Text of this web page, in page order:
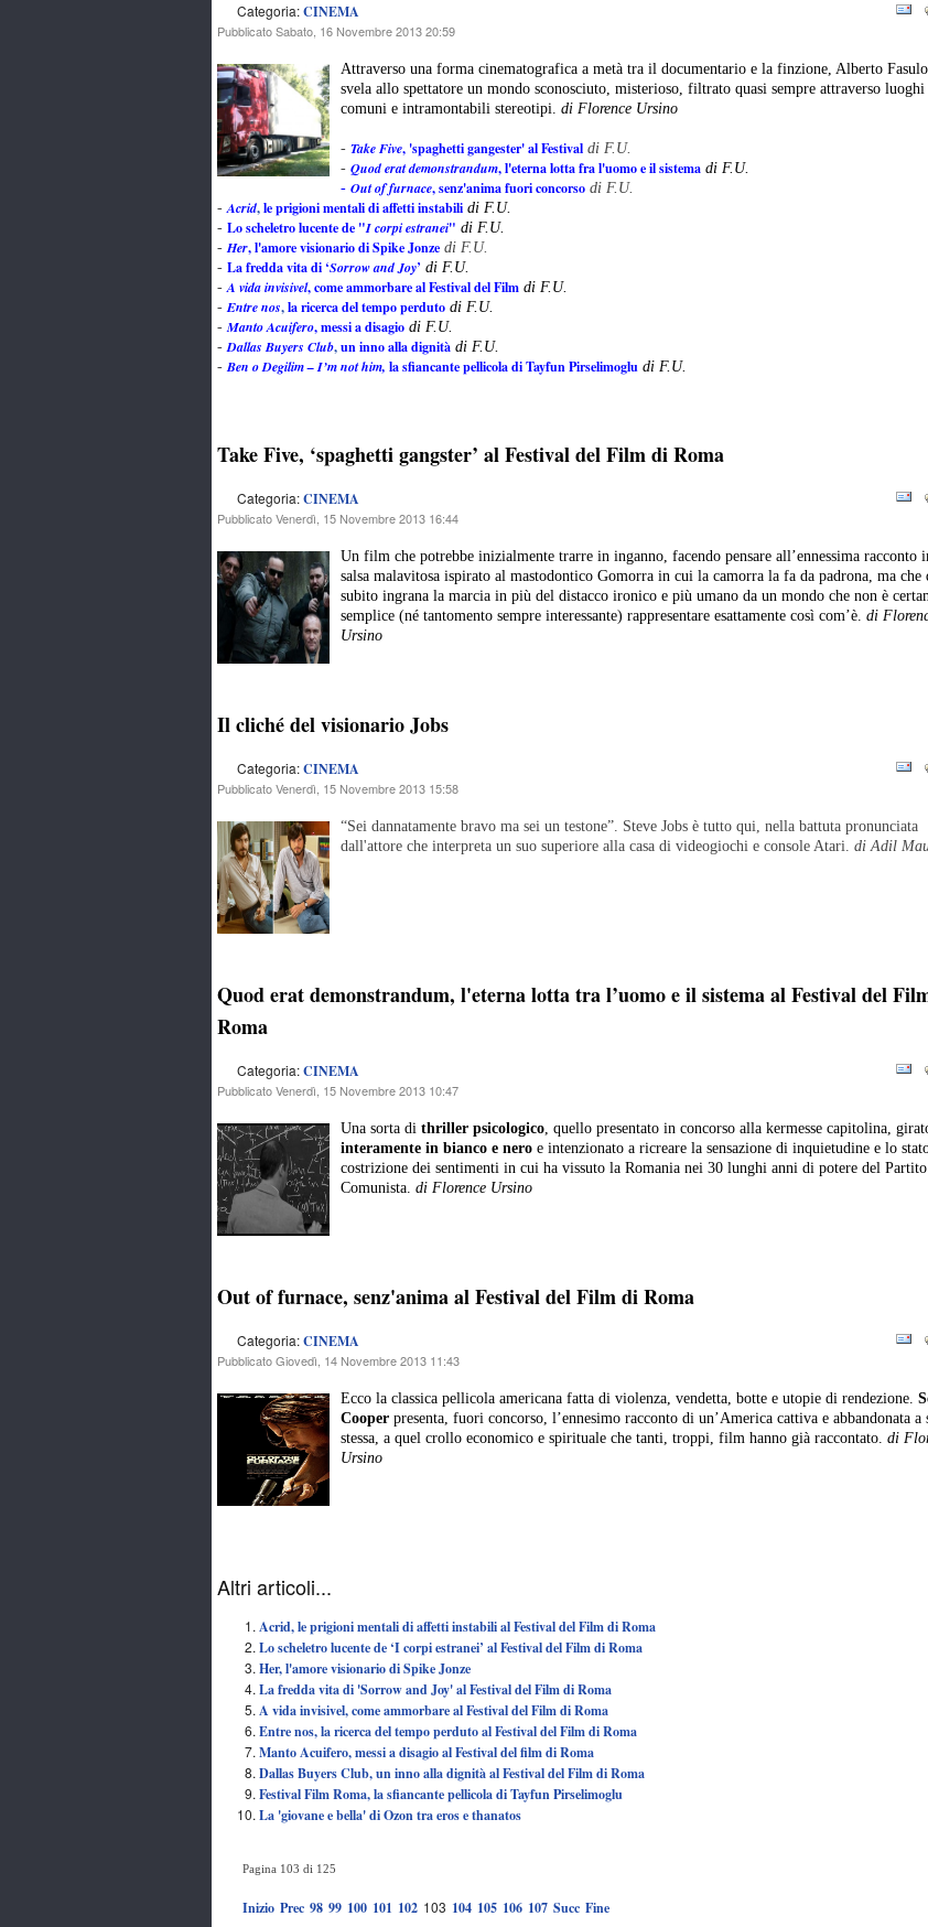
Categoria:CINEMA
Pubblicato Sabato, 16 Novembre 2013 20:59
Attraverso una forma cinematografica a metà tra il documentario e la finzione, Alberto Fasulo
svela allo spettatore un mondo sconosciuto, misterioso, filtrato quasi sempre attraverso luoghi
comuni e intramontabili stereotipi. di Florence Ursino
- Take Five, 'spaghetti gangester' al Festival di F.U.
- Quod erat demonstrandum, l'eterna lotta fra l'uomo e il sistema di F.U.
- Out of furnace, senz'anima fuori concorso di F.U.
-Acrid,le prigioni mentali di affetti instabili di F.U.
- Lo scheletro lucente de "I corpi estranei" di F.U.
- Her, l'amore visionario di Spike Jonze di F.U.
- La fredda vita di ‘Sorrow and Joy’ di F.U.
-A vida invisivel, come ammorbare al Festival del Film di F.U.
-Entre nos,la ricerca del tempo perduto di F.U.
-Manto Acuifero, messi a disagio di F.U.
-Dallas Buyers Club,un inno alla dignità di F.U.
-Ben o Degilim – I’m not him, la sfiancante pellicola di Tayfun Pirselimoglu di F.U.
Take Five, ‘spaghetti gangster’ al Festival del Film di Roma
Categoria:CINEMA
Pubblicato Venerdì, 15 Novembre 2013 16:44
Un film che potrebbe inizialmente trarre in inganno, facendo pensare all’ennessima racconto
salsa malavitosa ispirato al mastodontico Gomorra in cui la camorra la fa da padrona, ma che
subito ingrana la marcia in più del distacco ironico e più umano da un mondo che non è
semplice (né tantomento sempre interessante) rappresentare esattamente così com’è. di
Ursino
Il cliché del visionario Jobs
Categoria:CINEMA
Pubblicato Venerdì, 15 Novembre 2013 15:58
“Sei dannatamente bravo ma sei un testone”. Steve Jobs è tutto qui, nella battuta pronunciata
dall'attore che interpreta un suo superiore alla casa di videogiochi e console Atari. di Adil
Quod erat demonstrandum, l'eterna lotta tra l’uomo e il sistema al Festival del
Roma
Categoria:CINEMA
Pubblicato Venerdì, 15 Novembre 2013 10:47
Una sorta di thriller psicologico, quello presentato in concorso alla kermesse capitolina,
interamente in bianco e nero e intenzionato a ricreare la sensazione di inquietudine e lo
costrizione dei sentimenti in cui ha vissuto la Romania nei 30 lunghi anni di potere del Partito
Comunista. di Florence Ursino
Out of furnace, senz'anima al Festival del Film di Roma
Categoria:CINEMA
Pubblicato Giovedì, 14 Novembre 2013 11:43
Ecco la classica pellicola americana fatta di violenza, vendetta, botte e utopie di rendezione.
Cooper presenta, fuori concorso, l’ennesimo racconto di un’America cattiva e abbandonata a
stessa, a quel crollo economico e spirituale che tanti, troppi, film hanno già raccontato. di
Ursino
Altri articoli...
Acrid, le prigioni mentali di affetti instabili al Festival del Film di Roma
Lo scheletro lucente de ‘I corpi estranei’ al Festival del Film di Roma
Her, l'amore visionario di Spike Jonze
La fredda vita di 'Sorrow and Joy' al Festival del Film di Roma
A vida invisivel, come ammorbare al Festival del Film di Roma
Entre nos, la ricerca del tempo perduto al Festival del Film di Roma
Manto Acuifero, messi a disagio al Festival del film di Roma
Dallas Buyers Club, un inno alla dignità al Festival del Film di Roma
Festival Film Roma, la sfiancante pellicola di Tayfun Pirselimoglu
La 'giovane e bella' di Ozon tra eros e thanatos
Pagina 103 di 125
Inizio Prec 98 99 100 101 102 103 104 105 106 107 Succ Fine